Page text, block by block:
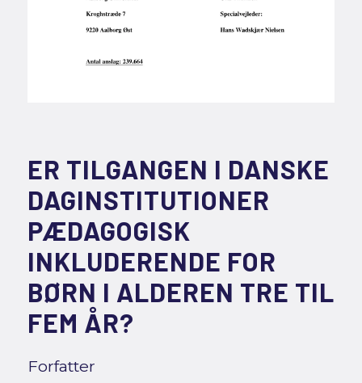
ER TILGANGEN I DANSKE
DAGINSTITUTIONER
PÆDAGOGISK
INKLUDERENDE FOR
BØRN I ALDEREN TRE TIL
FEM ÅR?
Forfatter